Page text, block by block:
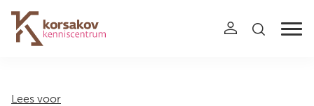
Navigation
Lees voor